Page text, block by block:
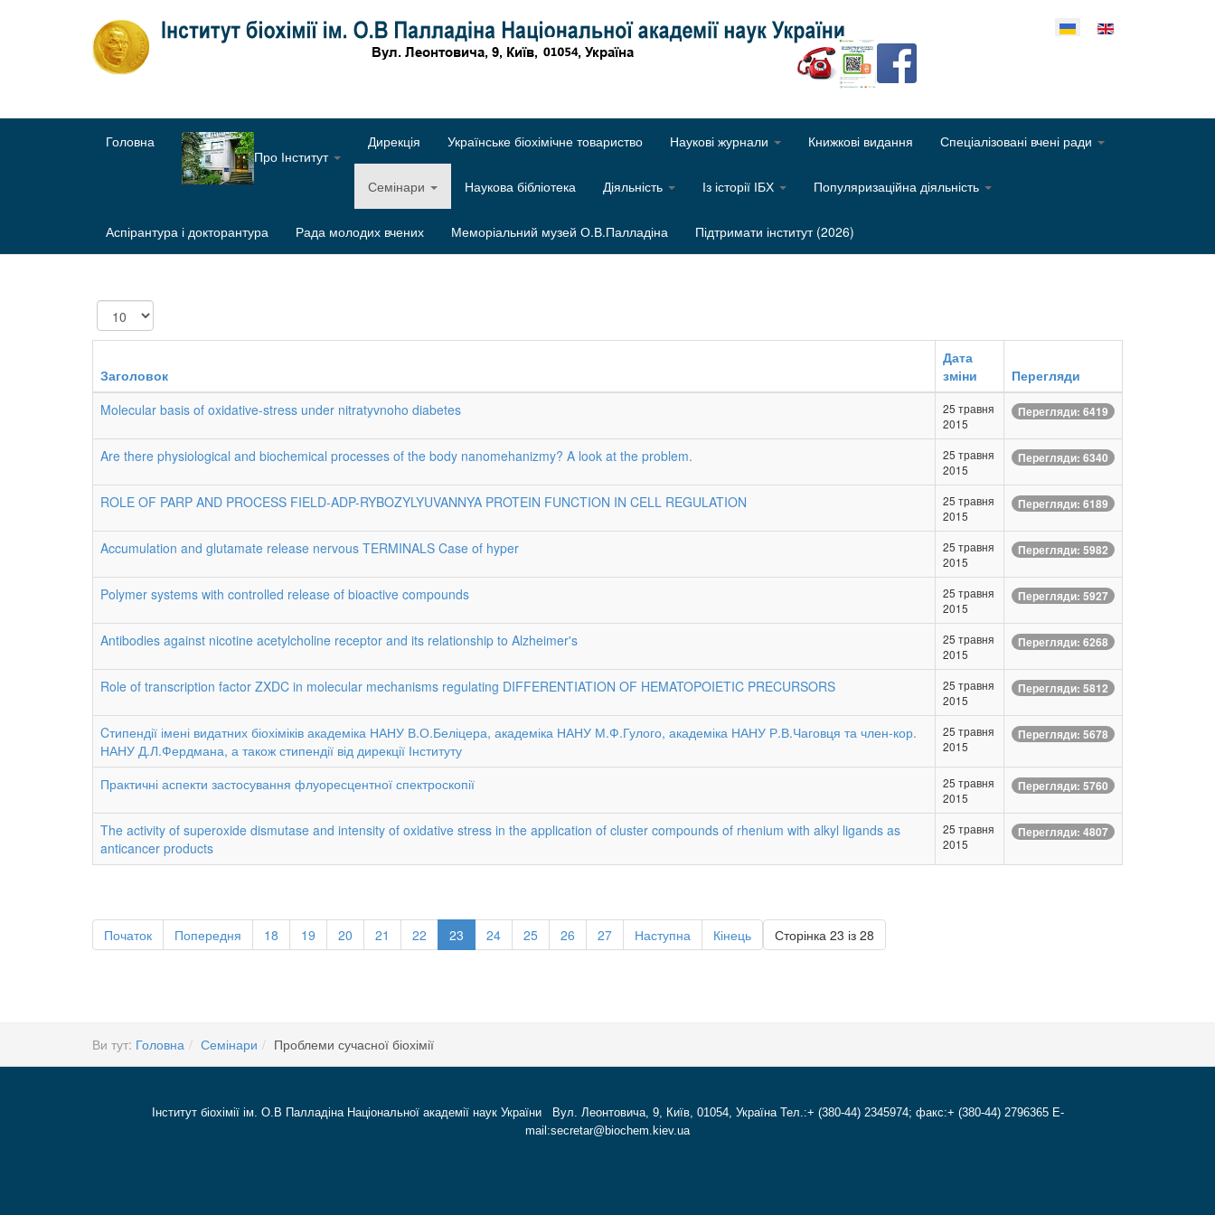
Оберіть свою мову
Головна
Про Інститут
Дирекція Українське біохімічне товариство Наукові журнали Книжкові видання Спеціалізовані вчені ради
Семінари Наукова бібліотека Діяльність Із історії ІБХ Популяризаційна діяльність
Аспірантура і докторантура Рада молодих вчених Меморіальний музей О.В.Палладіна Підтримати інститут (2026)
Показувати
Заголовок
Дата
зміни
Перегляди
Molecular basis of oxidative-stress under nitratyvnoho diabetes
25 травня
2015
Перегляди: 6419
Are there physiological and biochemical processes of the body nanomehanizmy? A look at the problem.
25 травня
2015
Перегляди: 6340
ROLE OF PARP AND PROCESS FIELD-ADP-RYBOZYLYUVANNYA PROTEIN FUNCTION IN CELL REGULATION
25 травня
2015
Перегляди: 6189
Accumulation and glutamate release nervous TERMINALS Case of hyper
25 травня
2015
Перегляди: 5982
Polymer systems with controlled release of bioactive compounds
25 травня
2015
Перегляди: 5927
Antibodies against nicotine acetylcholine receptor and its relationship to Alzheimer's
25 травня
2015
Перегляди: 6268
Role of transcription factor ZXDC in molecular mechanisms regulating DIFFERENTIATION OF HEMATOPOIETIC PRECURSORS
25 травня
2015
Перегляди: 5812
Cтипендії імені видатних біохіміків академіка НАНУ В.О.Беліцера, академіка НАНУ М.Ф.Гулого, академіка НАНУ Р.В.Чаговця та член-кор.
НАНУ Д.Л.Фердмана, а також стипендії від дирекції Інституту
25 травня
2015
Перегляди: 5678
Практичні аспекти застосування флуоресцентної спектроскопії
25 травня
2015
Перегляди: 5760
The activity of superoxide dismutase and intensity of oxidative stress in the application of cluster compounds of rhenium with alkyl ligands as
anticancer products
25 травня
2015
Перегляди: 4807
Сторінка 23 із 28
Початок Попередня 18 19 20 21 22 23 24 25 26 27 Наступна Кінець
Ви тут: Головна Семінари Проблеми сучасної біохімії
Інститут біохімії ім. О.В Палладіна Національної академії наук України Вул. Леонтовича, 9, Київ, 01054, Україна Тел.:+ (380-44) 2345974; факс:+ (380-44) 2796365 E-
mail:secretar@biochem.kiev.ua